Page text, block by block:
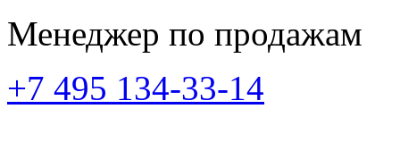
Менеджер по продажам
+7 495 134-33-14